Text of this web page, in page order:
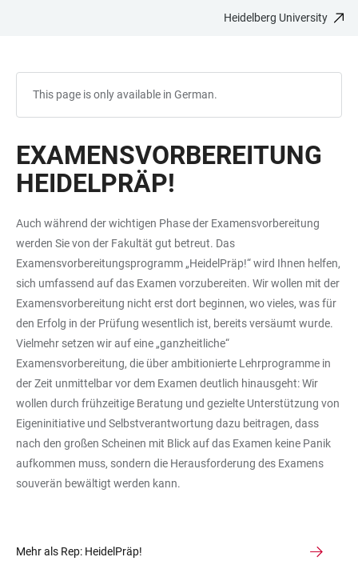
Heidelberg University
This page is only available in German.
EXAMENSVORBEREITUNG
HEIDELPRÄP!
Auch während der wichtigen Phase der Examensvorbereitung
werden Sie von der Fakultät gut betreut. Das
Examensvorbereitungsprogramm „HeidelPräp!“ wird Ihnen helfen,
sich umfassend auf das Examen vorzubereiten. Wir wollen mit der
Examensvorbereitung nicht erst dort beginnen, wo vieles, was für
den Erfolg in der Prüfung wesentlich ist, bereits versäumt wurde.
Vielmehr setzen wir auf eine „ganzheitliche“
Examensvorbereitung, die über ambitionierte Lehrprogramme in
der Zeit unmittelbar vor dem Examen deutlich hinausgeht: Wir
wollen durch frühzeitige Beratung und gezielte Unterstützung von
Eigeninitiative und Selbstverantwortung dazu beitragen, dass
nach den großen Scheinen mit Blick auf das Examen keine Panik
aufkommen muss, sondern die Herausforderung des Examens
souverän bewältigt werden kann.
Mehr als Rep: HeidelPräp!